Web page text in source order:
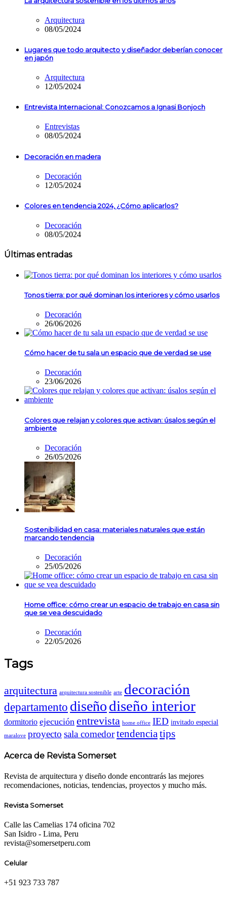
Arquitectura
08/05/2024
Lugares que todo arquitecto y diseñador deberían conocer
en japón
Arquitectura
12/05/2024
Entrevista Internacional: Conozcamos a Ignasi Bonjoch
Entrevistas
08/05/2024
Decoración en madera
Decoración
12/05/2024
Colores en tendencia 2024, ¿Cómo aplicarlos?
Decoración
08/05/2024
Últimas entradas
Tonos tierra: por qué dominan los interiores y cómo usarlos
Decoración
26/06/2026
Cómo hacer de tu sala un espacio que de verdad se use
Decoración
23/06/2026
Colores que relajan y colores que activan: úsalos según el
ambiente
Decoración
26/05/2026
Sostenibilidad en casa: materiales naturales que están
marcando tendencia
Decoración
25/05/2026
Home office: cómo crear un espacio de trabajo en casa sin
que se vea descuidado
Decoración
22/05/2026
Tags
arquitectura arquitectura sostenible arte decoración
departamento diseñodiseño interior
dormitorio ejecución entrevista home office IED invitado especial
maralove proyecto sala comedortendenciatips
Acerca de Revista Somerset
Revista de arquitectura y diseño donde encontrarás las mejores
recomendaciones, noticias, tendencias, proyectos y mucho más.
Revista Somerset
Calle las Camelias 174 oficina 702
San Isidro - Lima, Peru
revista@somersetperu.com
Celular
+51 923 733 787